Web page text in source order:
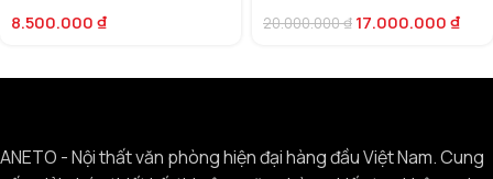
8.500.000₫ 20.000.000₫ 17.000.000₫
ANETO - Nội thất văn phòng hiện đại hàng đầu Việt Nam. Cung